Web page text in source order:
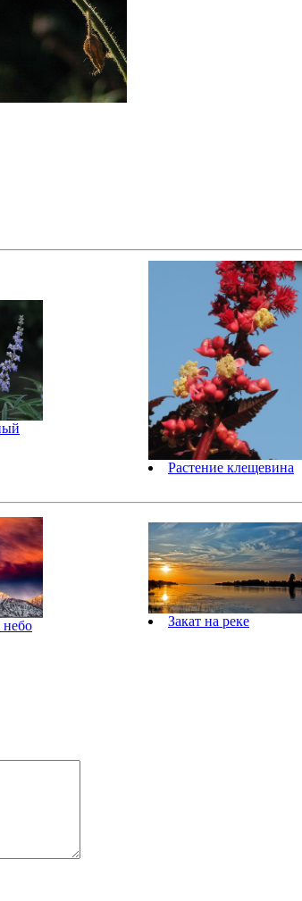
Растение клещевина
Закат на реке